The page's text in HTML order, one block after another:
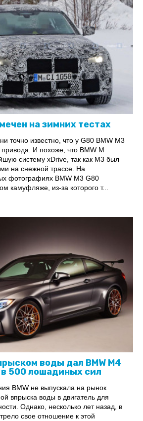
на зимних тестах
точно известно, что у G80 BMW M3
И похоже, что BMW M
систему xDrive, так как M3 был
на снежной трассе. На
фотографиях BMW M3 G80
камуфляже, из-за которого т...
воды дал BMW M4
500 лошадиных сил
BMW не выпускала на рынок
впрыска воды в двигатель для
Однако, несколько лет назад, в
свое отношение к этой